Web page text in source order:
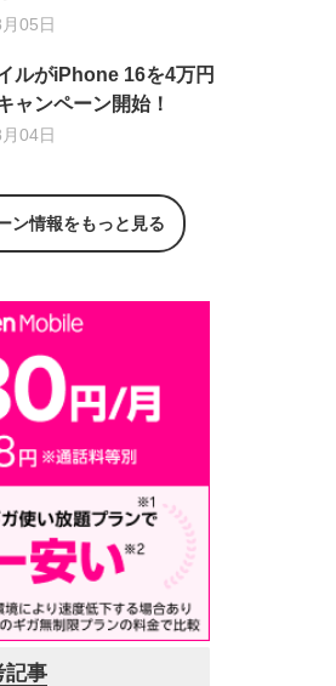
05日
ルがiPhone 16を4万円
ャンペーン開始！
04日
ン情報をもっと見る
記事